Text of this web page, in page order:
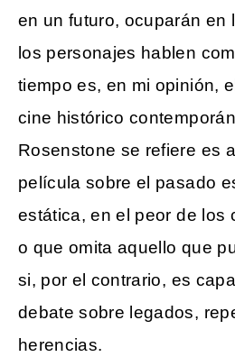
en un futuro, ocuparán en
los personajes hablen
tiempo es, en mi opinión,
cine histórico
Rosenstone se refiere es
película sobre el pasado
estática, en el peor de los
o que omita aquello que
si, por el contrario, es
debate sobre legados,
herencias.